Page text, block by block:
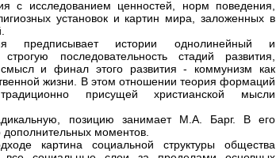
с исследованием ценностей, норм поведения,
установок и картин мира, заложенных в
предписывает истории однолинейный и
последовательность стадий развития,
и финал этого развития - коммунизм как
жизни. В этом отношении теория формаций
присущей христианской мысли
позицию занимает М.А. Барг. В его
дополнительных моментов.
картина социальной структуры общества